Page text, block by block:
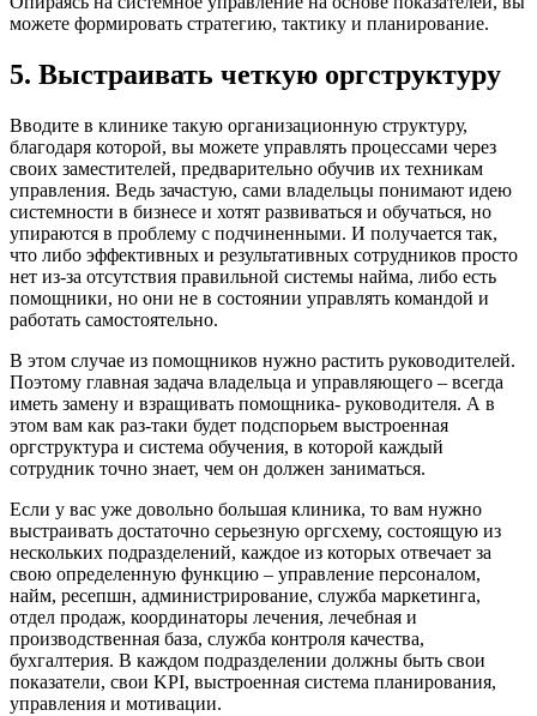
можете формировать стратегию, тактику и планирование.
5. Выстраивать четкую оргструктуру
Вводите в клинике такую организационную структуру,
благодаря которой, вы можете управлять процессами через
своих заместителей, предварительно обучив их техникам
управления. Ведь зачастую, сами владельцы понимают идею
системности в бизнесе и хотят развиваться и обучаться, но
упираются в проблему с подчиненными. И получается так,
что либо эффективных и результативных сотрудников просто
нет из-за отсутствия правильной системы найма, либо есть
помощники, но они не в состоянии управлять командой и
работать самостоятельно.
В этом случае из помощников нужно растить руководителей.
Поэтому главная задача владельца и управляющего – всегда
иметь замену и взращивать помощника- руководителя. А в
этом вам как раз-таки будет подспорьем выстроенная
оргструктура и система обучения, в которой каждый
сотрудник точно знает, чем он должен заниматься.
Если у вас уже довольно большая клиника, то вам нужно
выстраивать достаточно серьезную оргсхему, состоящую из
нескольких подразделений, каждое из которых отвечает за
свою определенную функцию – управление персоналом,
найм, ресепшн, администрирование, служба маркетинга,
отдел продаж, координаторы лечения, лечебная и
производственная база, служба контроля качества,
бухгалтерия. В каждом подразделении должны быть свои
показатели, свои KPI, выстроенная система планирования,
управления и мотивации.